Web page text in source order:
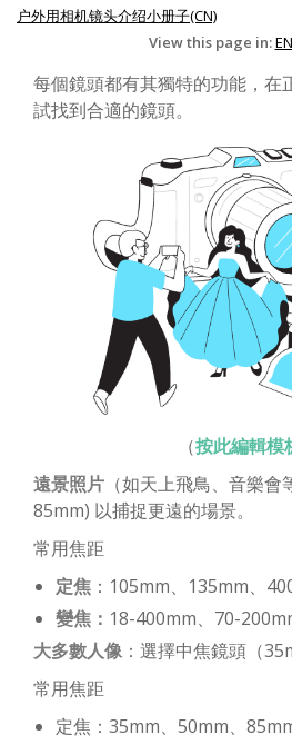
户外用相机镜头介绍小册子(CN)
View this page in:EN
每個鏡頭都有其獨特的功能，在
試找到合適的鏡頭。
（按此編輯模
遠景照片 （如天上飛鳥、音樂
85mm) 以捕捉更遠的場景。
常用焦距
定焦 ：105mm、135mm、
變焦： 18-400mm、70-
大多數人像 ：選擇中焦鏡頭（
常用焦距
定焦：35mm、50mm、